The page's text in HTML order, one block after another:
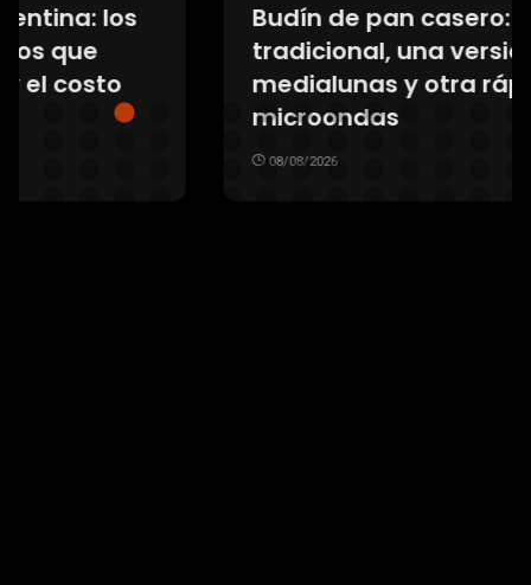
Budín de pan casero: la receta
tradicional, una versión con
medialunas y otra rápida en
microondas